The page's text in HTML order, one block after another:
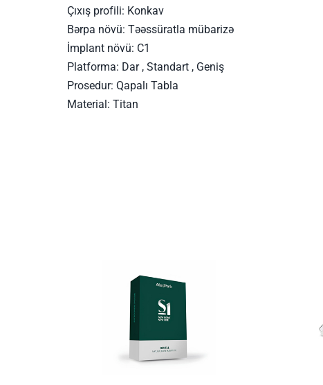
Çıxış profili: Konkav
Bərpa növü: Təəssüratla mübarizə
İmplant növü: C1
Platforma: Dar , Standart , Geniş
Prosedur: Qapalı Tabla
Material: Titan